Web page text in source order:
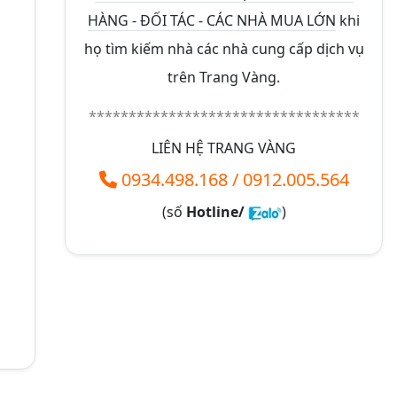
HÀNG - ĐỐI TÁC - CÁC NHÀ MUA LỚN khi
họ tìm kiếm nhà các nhà cung cấp dịch vụ
trên Trang Vàng.
**********************************
LIÊN HỆ TRANG VÀNG
0934.498.168/ 0912.005.564
(số Hotline/ )